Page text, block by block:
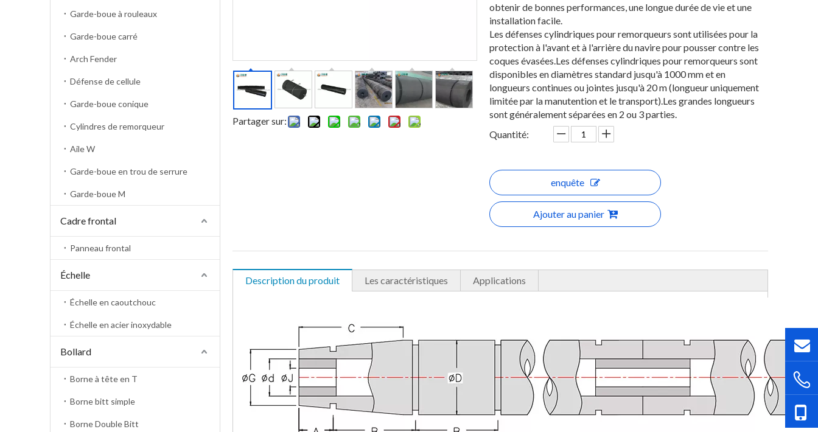
Garde-boue à rouleaux
Garde-boue carré
Arch Fender
Défense de cellule
Garde-boue conique
Cylindres de remorqueur
Aile W
Garde-boue en trou de serrure
Garde-boue M
Cadre frontal
Panneau frontal
Échelle
Échelle en caoutchouc
Échelle en acier inoxydable
Bollard
Borne à tête en T
Borne bitt simple
Borne Double Bitt
Partager sur:
obtenir de bonnes performances, une longue durée de vie et une
installation facile.
Les défenses cylindriques pour remorqueurs sont utilisées pour la
protection à l'avant et à l'arrière du navire pour pousser contre les
coques évasées.Les défenses cylindriques pour remorqueurs sont
disponibles en diamètres standard jusqu'à 1000 mm et en
longueurs continues ou jointes jusqu'à 20 m (longueur uniquement
limitée par la manutention et le transport).Les grandes longueurs
sont généralement séparées en 2 ou 3 parties.
Quantité:
enquête
Ajouter au panier
Description du produit Les caractéristiques Applications